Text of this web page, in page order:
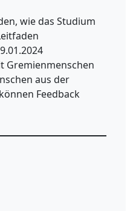
wie das Studium
Gremienmenschen
aus der
Feedback